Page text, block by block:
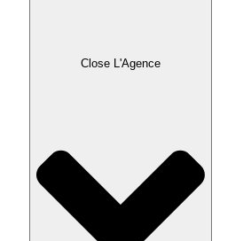
Close L'Agence